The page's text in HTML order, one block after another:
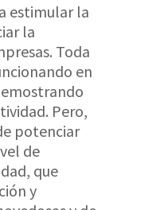
estimular la
la
Toda
en
Pero,
potenciar
de
que
y